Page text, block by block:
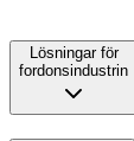
Lösningar för
fordonsindustrin